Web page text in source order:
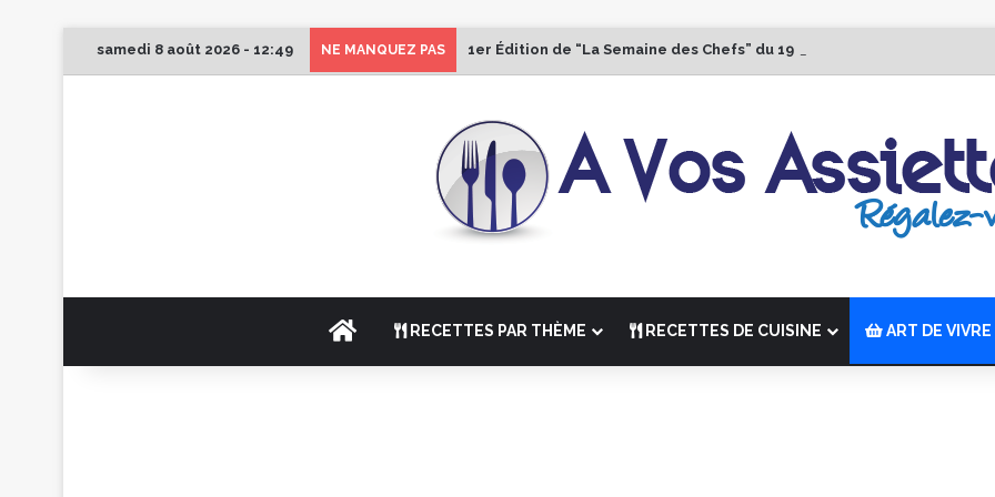
samedi 8 août 2026 - 12:49 NE MANQUEZ PAS 1er Édition de “La Semaine des Chefs” du 19 au 24 octobre 2026
ACCUEILRECETTES PAR THÈME RECETTES DE CUISINE ART DE VIVRE